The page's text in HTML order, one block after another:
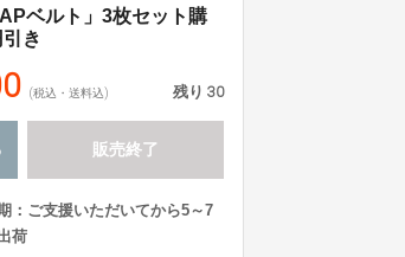
ベルト」3枚セット購
き
(税込・送料込) 残り 30
販売終了
：ご支援いただいてから5～7
荷